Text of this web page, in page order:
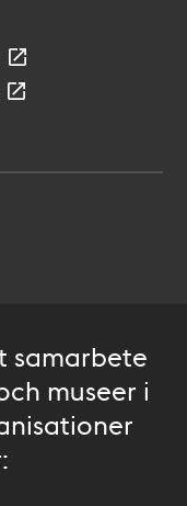
samarbete
museer i